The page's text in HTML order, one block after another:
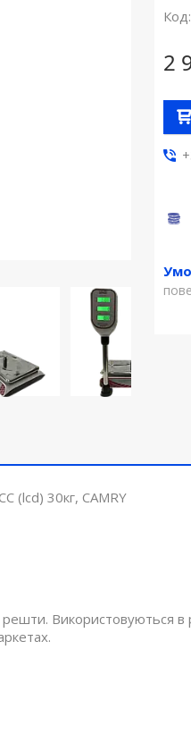
Код:
2
(lсd) 30кг, CAMRY
Використовуються в